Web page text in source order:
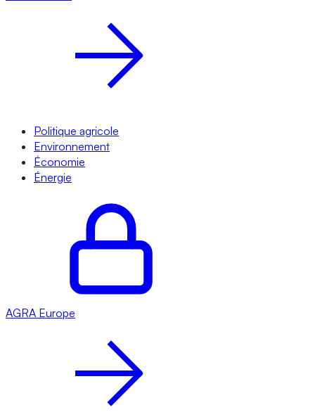
Politique agricole
Environnement
Économie
Énergie
AGRA Europe